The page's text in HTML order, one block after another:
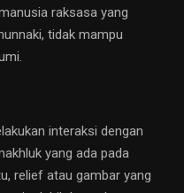
raksasa yang
tidak mampu
interaksi dengan
yang ada pada
relief atau gambar yang